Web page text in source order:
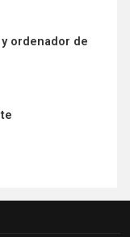
ordenador de